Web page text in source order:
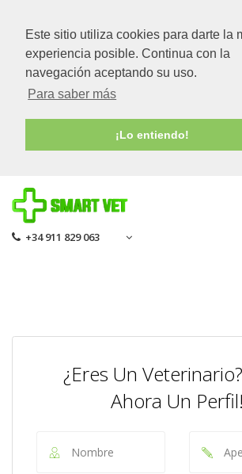
Este sitio utiliza cookies para darte la
experiencia posible. Continua con la
navegación aceptando su uso.
Para saber más
¡Lo entiendo!
+34 911 829 063
¿Eres Un
Ahora Un Perfil!